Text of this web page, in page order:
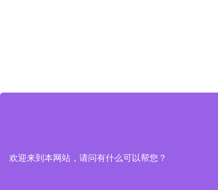
欢迎来到本网站，请问有什么可以帮您？